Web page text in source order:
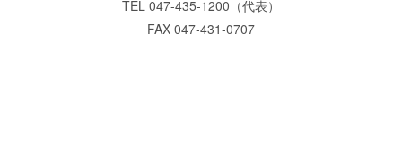
TEL 047-435-1200（代表）
FAX 047-431-0707